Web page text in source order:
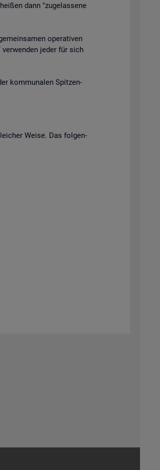
dann "zu­ge­las­se­ne
ope­ra­ti­ven
jeder für sich
kom­mu­na­len Spit­zen­
Weise. Das fol­gen­